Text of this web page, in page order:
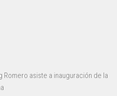
Romero asiste a inauguración de la